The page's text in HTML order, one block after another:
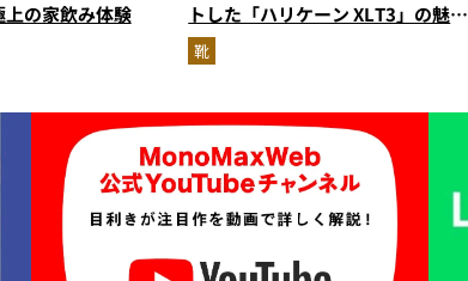
上の家飲み体験
トした「ハリケーン XLT3」の魅力
を識者があらゆる角度から徹底解
説！
靴